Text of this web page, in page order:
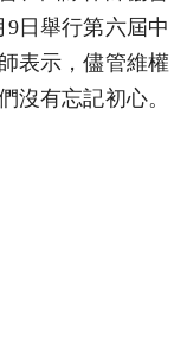
日舉行第六屆中
表示，儘管維權
沒有忘記初心。